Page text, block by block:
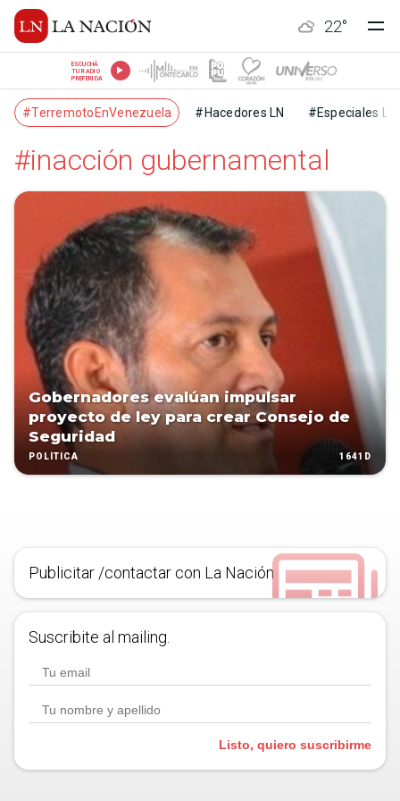
22°
ESCUCHÁ
TU RADIO
PREFERIDA
#TerremotoEnVenezuela #Hacedores LN #Especiales LN
#inacción gubernamental
Gobernadores evalúan impulsar
proyecto de ley para crear Consejo de
Seguridad
POLÍTICA 1641D
Publicitar /contactar con La Nación
Suscribite al mailing.
Listo, quiero suscribirme